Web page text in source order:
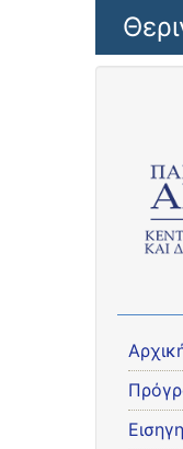
Παράκαμψη προς